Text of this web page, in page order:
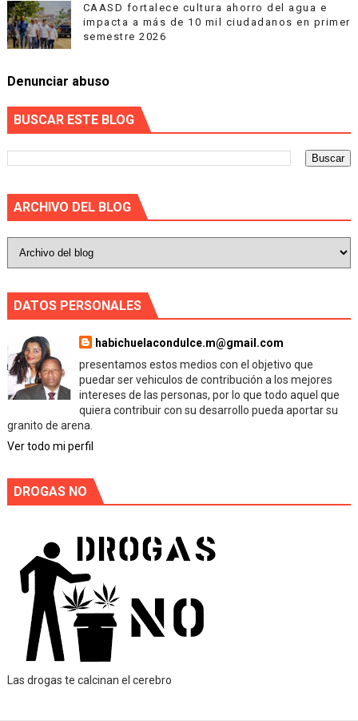
CAASD fortalece cultura ahorro del agua e
impacta a más de 10 mil ciudadanos en primer
semestre 2026
Denunciar abuso
BUSCAR ESTE BLOG
ARCHIVO DEL BLOG
DATOS PERSONALES
habichuelacondulce.m@gmail.com
presentamos estos medios con el objetivo que
puedar ser vehiculos de contribución a los mejores
intereses de las personas, por lo que todo aquel que
quiera contribuir con su desarrollo pueda aportar su
granito de arena.
Ver todo mi perfil
DROGAS NO
Las drogas te calcinan el cerebro